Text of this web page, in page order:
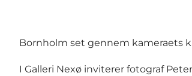
Bornholm set gennem kameraets
I Galleri Nexø inviterer fotograf